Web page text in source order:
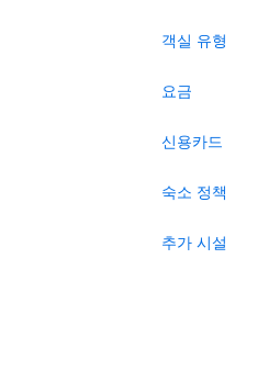
객실 유형
요금
신용카드
숙소 정책
추가 시설